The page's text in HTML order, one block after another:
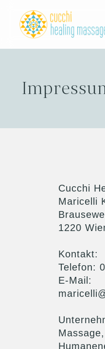
Heilmassage
Meine
Preise
Cucchi
Maricelli
1220
Kontakt:
Telefon:
E-Mail: